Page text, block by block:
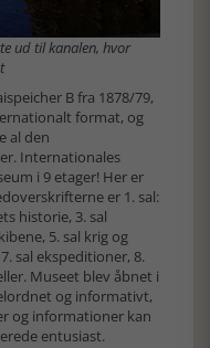
ud til kanalen, hvor
B fra 1878/79,
format, og
al den
Internationales
i 9 etager! Her er
er 1. sal:
historie, 3. sal
5. sal krig og
sal ekspeditioner, 8.
Museet blev åbnet i
og informativt,
og informationer kan
entusiast.